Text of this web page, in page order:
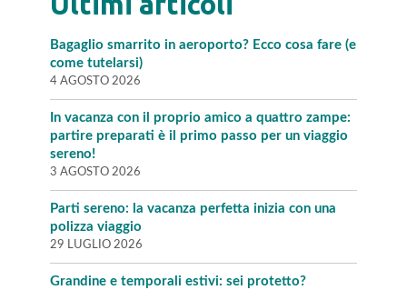
Bagaglio smarrito in aeroporto? Ecco cosa fare (e
come tutelarsi)
4 AGOSTO 2026
In vacanza con il proprio amico a quattro zampe:
partire preparati è il primo passo per un viaggio
sereno!
3 AGOSTO 2026
Parti sereno: la vacanza perfetta inizia con una
polizza viaggio
29 LUGLIO 2026
Grandine e temporali estivi: sei protetto?